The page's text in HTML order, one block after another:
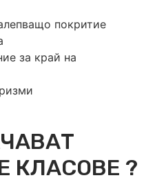
покритие
за край на
КЛАСОВЕ ?